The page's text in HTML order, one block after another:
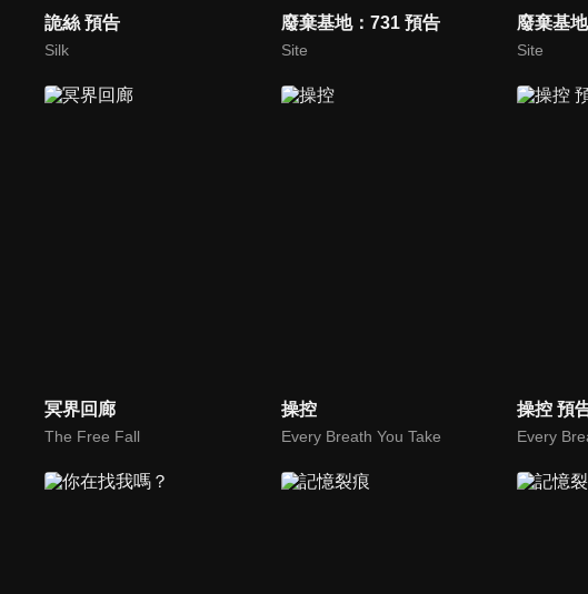
詭絲 預告
Silk
廢棄基地：731 預告
Site
廢棄基
Site
冥界回廊
The Free Fall
操控
Every Breath You Take
操控 預
Every